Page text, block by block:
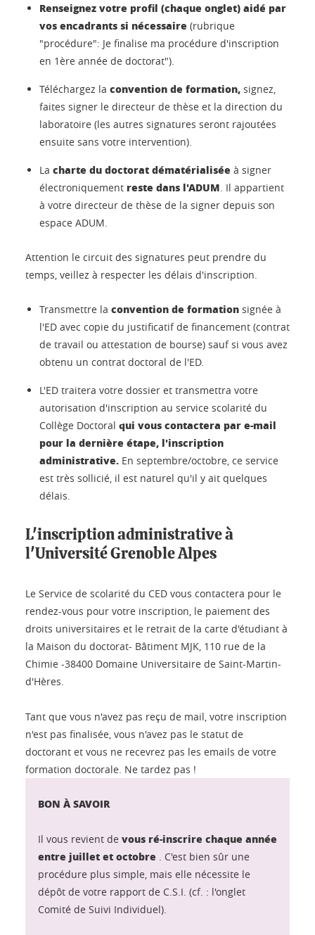
Renseignez votre profil (chaque onglet) aidé par
vos encadrants si nécessaire (rubrique
"procédure": Je finalise ma procédure d'inscription
en 1ère année de doctorat").
Téléchargez la convention de formation, signez,
faites signer le directeur de thèse et la direction du
laboratoire (les autres signatures seront rajoutées
ensuite sans votre intervention).
La charte du doctorat dématérialisée à signer
électroniquement reste dans l'ADUM. Il appartient
à votre directeur de thèse de la signer depuis son
espace ADUM.
Attention le circuit des signatures peut prendre du
temps, veillez à respecter les délais d'inscription.
Transmettre la convention de formation signée à
l'ED avec copie du justificatif de financement (contrat
de travail ou attestation de bourse) sauf si vous avez
obtenu un contrat doctoral de l'ED.
L'ED traitera votre dossier et transmettra votre
autorisation d'inscription au service scolarité du
Collège Doctoral qui vous contactera par e-mail
pour la dernière étape, l'inscription
administrative. En septembre/octobre, ce service
est très sollicié, il est naturel qu'il y ait quelques
délais.
L'inscription administrative à
l'Université Grenoble Alpes
Le Service de scolarité du CED vous contactera pour le
rendez-vous pour votre inscription, le paiement des
droits universitaires et le retrait de la carte d'étudiant à
la Maison du doctorat- Bâtiment MJK, 110 rue de la
Chimie -38400 Domaine Universitaire de Saint-Martin-
d'Hères.
Tant que vous n'avez pas reçu de mail, votre inscription
n'est pas finalisée, vous n'avez pas le statut de
doctorant et vous ne recevrez pas les emails de votre
formation doctorale. Ne tardez pas !
BON À SAVOIR
Il vous revient de vous ré-inscrire chaque année
entre juillet et octobre . C'est bien sûr une
procédure plus simple, mais elle nécessite le
dépôt de votre rapport de C.S.I. (cf. : l'onglet
Comité de Suivi Individuel).